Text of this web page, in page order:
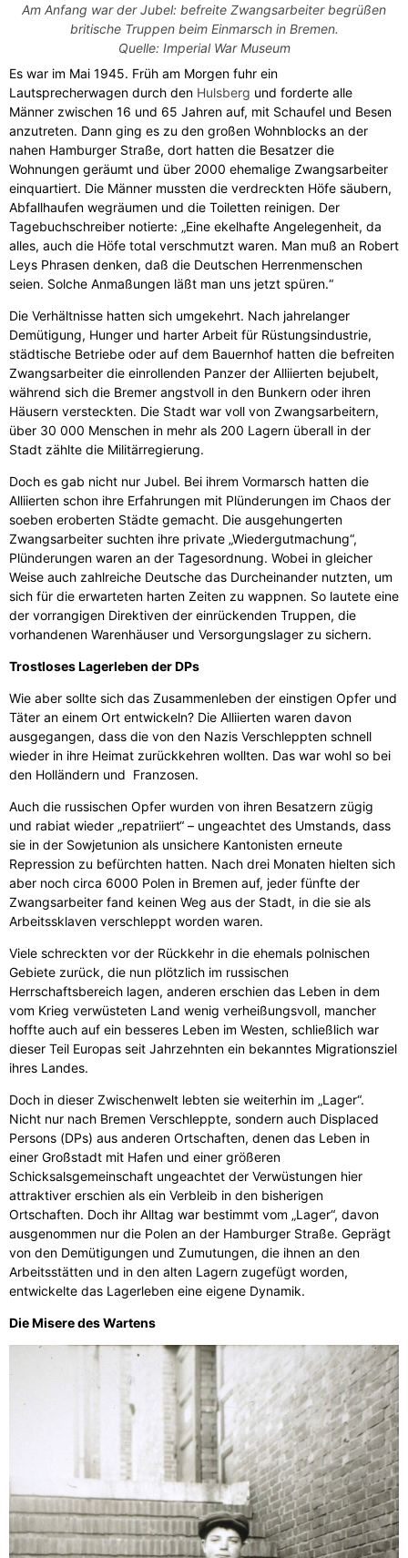
Am Anfang war der Jubel: befreite Zwangsarbeiter begrüßen
britische Truppen beim Einmarsch in Bremen.
Quelle: Imperial War Museum
Es war im Mai 1945. Früh am Morgen fuhr ein
Lautsprecherwagen durch den Hulsberg und forderte alle
Männer zwischen 16 und 65 Jahren auf, mit Schaufel und Besen
anzutreten. Dann ging es zu den großen Wohnblocks an der
nahen Hamburger Straße, dort hatten die Besatzer die
Wohnungen geräumt und über 2000 ehemalige Zwangsarbeiter
einquartiert. Die Männer mussten die verdreckten Höfe säubern,
Abfallhaufen wegräumen und die Toiletten reinigen. Der
Tagebuchschreiber notierte: „Eine ekelhafte Angelegenheit, da
alles, auch die Höfe total verschmutzt waren. Man muß an Robert
Leys Phrasen denken, daß die Deutschen Herrenmenschen
seien. Solche Anmaßungen läßt man uns jetzt spüren.“
Die Verhältnisse hatten sich umgekehrt. Nach jahrelanger
Demütigung, Hunger und harter Arbeit für Rüstungsindustrie,
städtische Betriebe oder auf dem Bauernhof hatten die befreiten
Zwangsarbeiter die einrollenden Panzer der Alliierten bejubelt,
während sich die Bremer angstvoll in den Bunkern oder ihren
Häusern versteckten. Die Stadt war voll von Zwangsarbeitern,
über 30 000 Menschen in mehr als 200 Lagern überall in der
Stadt zählte die Militärregierung.
Doch es gab nicht nur Jubel. Bei ihrem Vormarsch hatten die
Alliierten schon ihre Erfahrungen mit Plünderungen im Chaos der
soeben eroberten Städte gemacht. Die ausgehungerten
Zwangsarbeiter suchten ihre private „Wiedergutmachung“,
Plünderungen waren an der Tagesordnung. Wobei in gleicher
Weise auch zahlreiche Deutsche das Durcheinander nutzten, um
sich für die erwarteten harten Zeiten zu wappnen. So lautete eine
der vorrangigen Direktiven der einrückenden Truppen, die
vorhandenen Warenhäuser und Versorgungslager zu sichern.
Trostloses Lagerleben der DPs
Wie aber sollte sich das Zusammenleben der einstigen Opfer und
Täter an einem Ort entwickeln? Die Alliierten waren davon
ausgegangen, dass die von den Nazis Verschleppten schnell
wieder in ihre Heimat zurückkehren wollten. Das war wohl so bei
den Holländern und Franzosen.
Auch die russischen Opfer wurden von ihren Besatzern zügig
und rabiat wieder „repatriiert“ – ungeachtet des Umstands, dass
sie in der Sowjetunion als unsichere Kantonisten erneute
Repression zu befürchten hatten. Nach drei Monaten hielten sich
aber noch circa 6000 Polen in Bremen auf, jeder fünfte der
Zwangsarbeiter fand keinen Weg aus der Stadt, in die sie als
Arbeitssklaven verschleppt worden waren.
Viele schreckten vor der Rückkehr in die ehemals polnischen
Gebiete zurück, die nun plötzlich im russischen
Herrschaftsbereich lagen, anderen erschien das Leben in dem
vom Krieg verwüsteten Land wenig verheißungsvoll, mancher
hoffte auch auf ein besseres Leben im Westen, schließlich war
dieser Teil Europas seit Jahrzehnten ein bekanntes Migrationsziel
ihres Landes.
Doch in dieser Zwischenwelt lebten sie weiterhin im „Lager“.
Nicht nur nach Bremen Verschleppte, sondern auch Displaced
Persons (DPs) aus anderen Ortschaften, denen das Leben in
einer Großstadt mit Hafen und einer größeren
Schicksalsgemeinschaft ungeachtet der Verwüstungen hier
attraktiver erschien als ein Verbleib in den bisherigen
Ortschaften. Doch ihr Alltag war bestimmt vom „Lager“, davon
ausgenommen nur die Polen an der Hamburger Straße. Geprägt
von den Demütigungen und Zumutungen, die ihnen an den
Arbeitsstätten und in den alten Lagern zugefügt worden,
entwickelte das Lagerleben eine eigene Dynamik.
Die Misere des Wartens